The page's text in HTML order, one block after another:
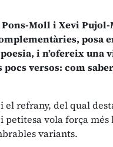
Moll i Xevi
posa
i n’ofereix una
versos: com
refrany, del qual
petitesa vola força
variants.